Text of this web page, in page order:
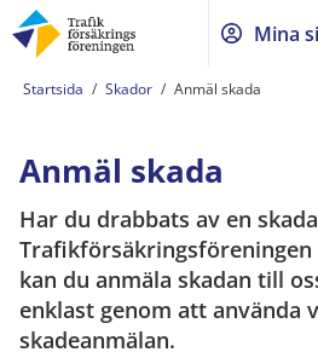
Mina
Startsida / Skador / Anmäl skada
Anmäl skada
Har du drabbats av en
Trafikförsäkringsföreningen
kan du anmäla skadan till
enklast genom att använda
skadeanmälan.